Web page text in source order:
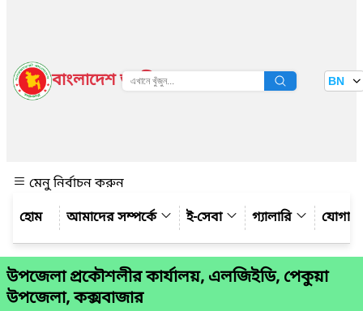
বাংলাদেশ জাতীয় তথ্য বাতায়ন BN
মেনু নির্বাচন করুন
আমাদের সম্পর্কে
ই-সেবা গ্যালারি
উপজেলা প্রকৌশলীর কার্যালয়, এলজিইডি, পেকুয়া
উপজেলা, কক্সবাজার